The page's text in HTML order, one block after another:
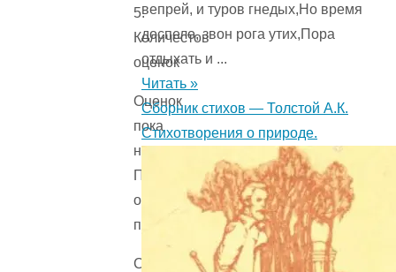
5.
Количестов
оценок
Оценок
пока
нет.
Поставьте
оценку
первым.
Сожалеем,
вепрей, и туров гнедых,Но время
доспело, звон рога утих,Пора
отдыхать и ...
Читать »
Сборник стихов — Толстой А.К.
Стихотворения о природе.